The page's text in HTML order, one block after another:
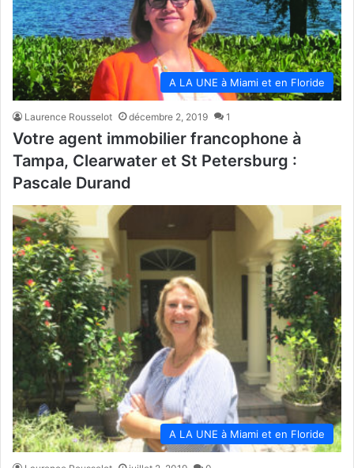
A LA UNE à Miami et en Floride
Laurence Rousselot décembre 2, 2019 1
Votre agent immobilier francophone à
Tampa, Clearwater et St Petersburg :
Pascale Durand
A LA UNE à Miami et en Floride